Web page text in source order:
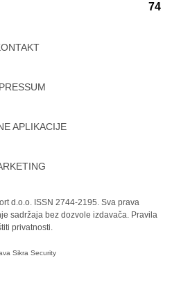
74
APLIKACIJE
d.o.o. ISSN 2744-2195. Sva prava
sadržaja bez dozvole izdavača. Pravila
privatnosti.
Sikra Security